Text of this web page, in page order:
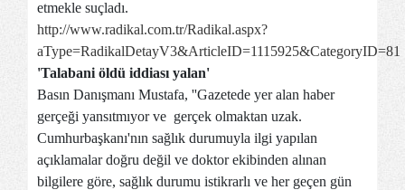
etmekle suçladı.
http://www.radikal.com.tr/Radikal.aspx?
aType=RadikalDetayV3&ArticleID=1115925&CategoryID=81
'Talabani öldü iddiası yalan'
Basın Danışmanı Mustafa, ''Gazetede yer alan haber
gerçeği yansıtmıyor ve gerçek olmaktan uzak.
Cumhurbaşkanı'nın sağlık durumuyla ilgi yapılan
açıklamalar doğru değil ve doktor ekibinden alınan
bilgilere göre, sağlık durumu istikrarlı ve her geçen gün